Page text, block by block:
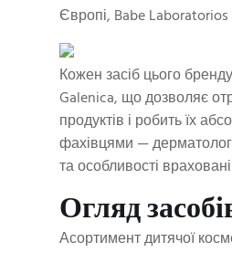
Європі, Babe Laboratorios
Кожен засіб цього
Galenica, що дозволяє
продуктів і робить їх
фахівцями —
та особливості
Огляд
Асортимент дитячої